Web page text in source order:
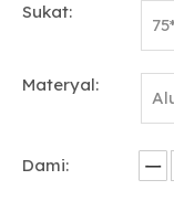
Sukat:
Materyal:
Dami: